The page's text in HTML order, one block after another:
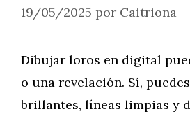
19/05/2025 por Caitriona
Dibujar loros en digital
o una revelación. Sí,
brillantes, líneas limpias y